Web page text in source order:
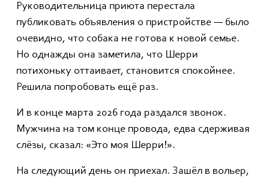
Руководительница приюта перестала
публиковать объявления о пристройстве — было
очевидно, что собака не готова к новой семье.
Но однажды она заметила, что Шерри
потихоньку оттаивает, становится спокойнее.
Решила попробовать ещё раз.
И в конце марта 2026 года раздался звонок.
Мужчина на том конце провода, едва сдерживая
слёзы, сказал: «Это моя Шерри!».
На следующий день он приехал. Зашёл в вольер,